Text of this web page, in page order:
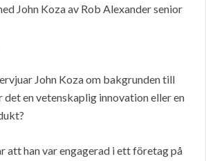
John Koza av Rob Alexander senior
John Koza om bakgrunden till
en vetenskaplig innovation eller en
att han var engagerad i ett företag på